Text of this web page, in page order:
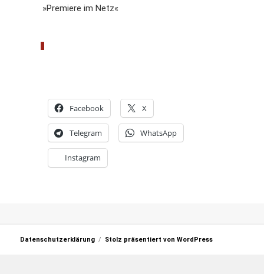
»Premiere im Netz«
Facebook X
Telegram WhatsApp
Instagram
Datenschutzerklärung Stolz präsentiert von WordPress